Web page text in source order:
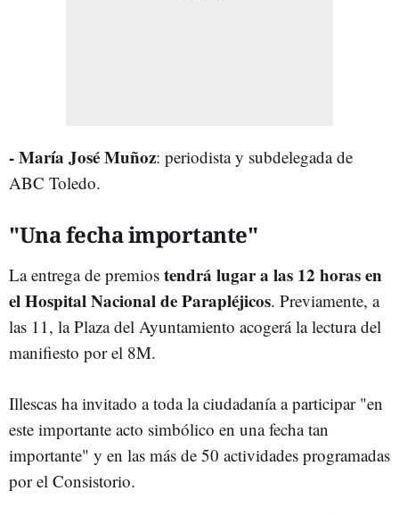
- María José Muñoz: periodista y subdelegada de
ABC Toledo.
"Una fecha importante"
La entrega de premios tendrá lugar a las 12 horas en
el Hospital Nacional de Parapléjicos. Previamente, a
las 11, la Plaza del Ayuntamiento acogerá la lectura del
manifiesto por el 8M.
Illescas ha invitado a toda la ciudadanía a participar "en
este importante acto simbólico en una fecha tan
importante" y en las más de 50 actividades programadas
por el Consistorio.